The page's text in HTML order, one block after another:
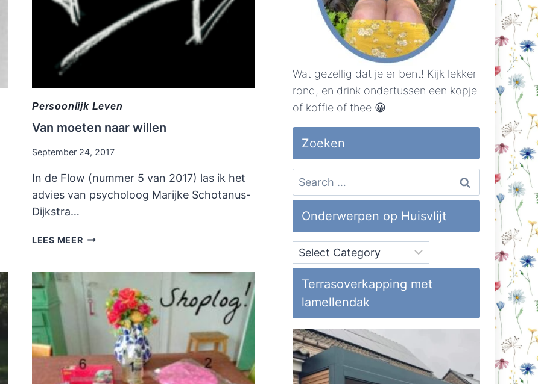
Persoonlijk Leven
Van moeten naar willen
September 24, 2017
In de Flow (nummer 5 van 2017) las ik het
advies van psycholoog Marijke Schotanus-
Dijkstra…
LEES MEERVAN
Wat gezellig dat je er bent! Kijk lekker
rond, en drink ondertussen een kopje
of koffie of thee 😀
Zoeken
Search
for:
Onderwerpen op Huisvlijt
Onderwerpen
op
Huisvlijt
Terrasoverkapping met
lamellendak